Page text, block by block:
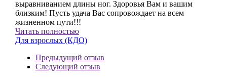
выравниванием длины ног. Здоровья Вам и вашим
близким! Пусть удача Вас сопровождает на всем
жизненном пути!!!
Читать полностью
Для взрослых (КДО)
Предыдущий отзыв
Следующий отзыв